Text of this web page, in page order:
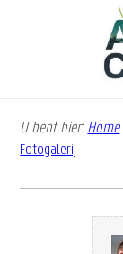
gaan
Kruimelpad
U bent hier: Home
Fotogalerij